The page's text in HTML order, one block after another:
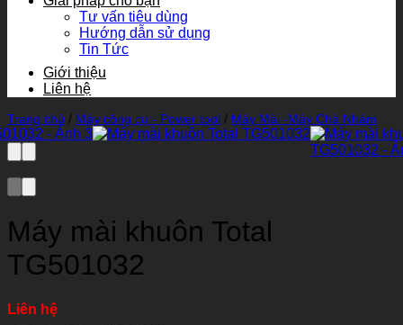
Tư vấn tiêu dùng
Hướng dẫn sử dụng
Tin Tức
Giới thiệu
Liên hệ
Trang chủ / Máy công cụ - Power tool / Máy Mài -Máy Chà Nhám
Máy mài khuôn Total
TG501032
Liên hệ